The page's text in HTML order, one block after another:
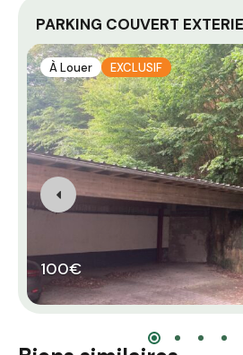
PARKING COUVERT
À Louer EXCLUSIF
100€